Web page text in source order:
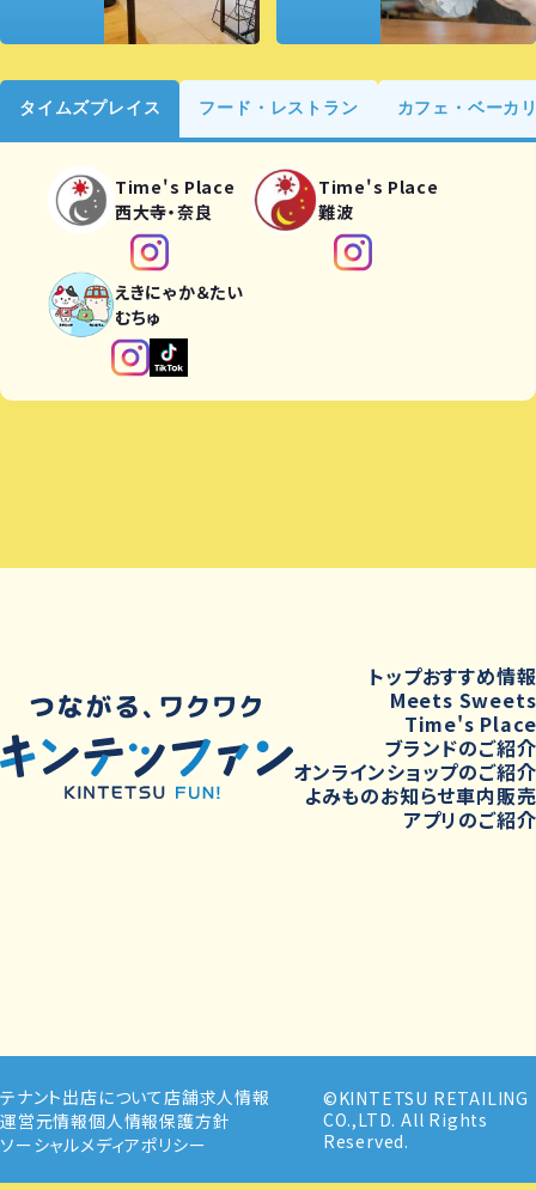
タイムズプレイス フード・レストラン カフェ・ベーカ
Time's Place
西大寺・奈良
Time's Place
難波
えきにゃか＆たい
むちゅ
トップおすすめ情報
Meets Sweets
Time's Place
ブランドのご紹介
オンラインショップのご紹介
よみものお知らせ車内販売
アプリのご紹介
テナント出店について 店舗求人情報
運営元情報個人情報保護方針
ソーシャルメディアポリシー
©KINTETSU RETAILING
CO.,LTD. All Rights
Reserved.